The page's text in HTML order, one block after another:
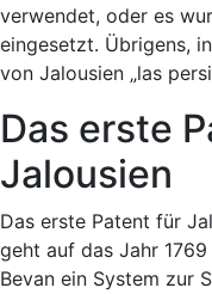
verwendet, oder es
eingesetzt. Übrigens,
von Jalousien „las
Das erste
Jalousien
Das erste Patent für
geht auf das Jahr
Bevan ein System zur